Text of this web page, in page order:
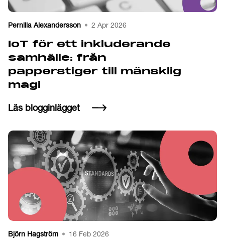
Pernilla Alexandersson 2 Apr 2026
IoT för ett inkluderande
samhälle:­ från
papperstiger till mänsklig
magi
Läs blogginlägget
Björn Hagström 16 Feb 2026